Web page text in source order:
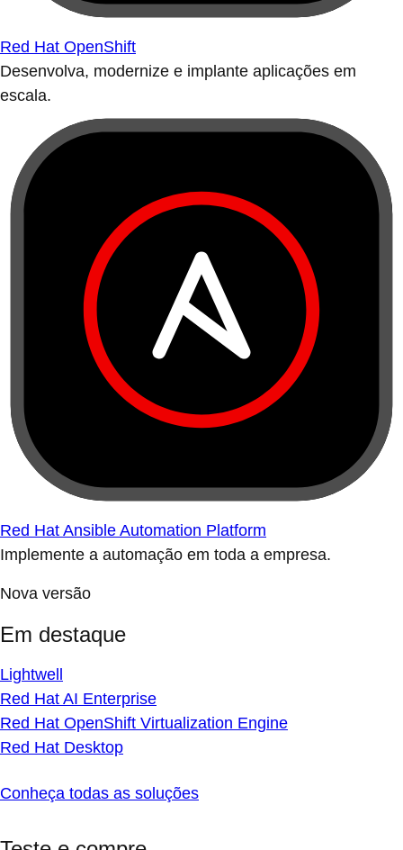
Red Hat OpenShift
Desenvolva, modernize e implante aplicações em
escala.
Red Hat Ansible Automation Platform
Implemente a automação em toda a empresa.
Nova versão
Em destaque
Lightwell
Red Hat AI Enterprise
Red Hat OpenShift Virtualization Engine
Red Hat Desktop
Conheça todas as soluções